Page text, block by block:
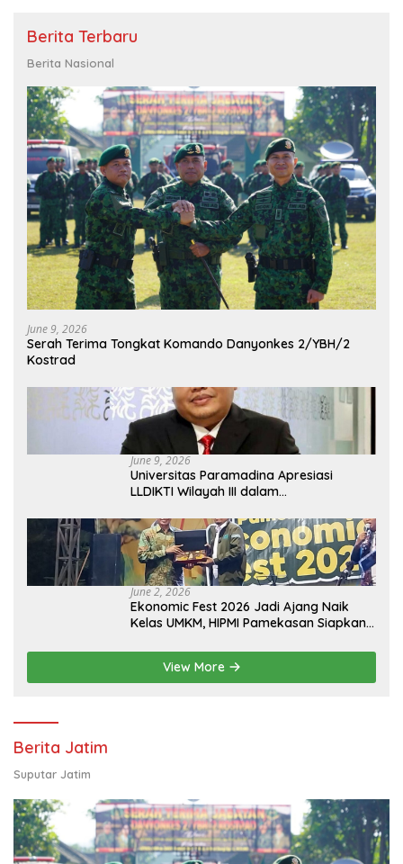
Berita Terbaru
Berita Nasional
June 9, 2026
Serah Terima Tongkat Komando Danyonkes 2/YBH/2
Kostrad
June 9, 2026
Universitas Paramadina Apresiasi
LLDIKTI Wilayah III dalam
Tinggi Swasta
June 2, 2026
Ekonomic Fest 2026 Jadi Ajang Naik
Kelas UMKM, HIPMI Pamekasan Siapkan
Pendampingan Usaha
View More
Berita Jatim
Suputar Jatim